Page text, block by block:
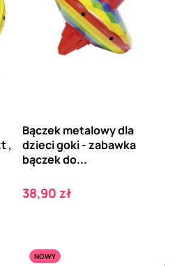
,
Bączek metalowy dla
dzieci goki - zabawka
bączek do...
Cena
38,90 zł
NOWY